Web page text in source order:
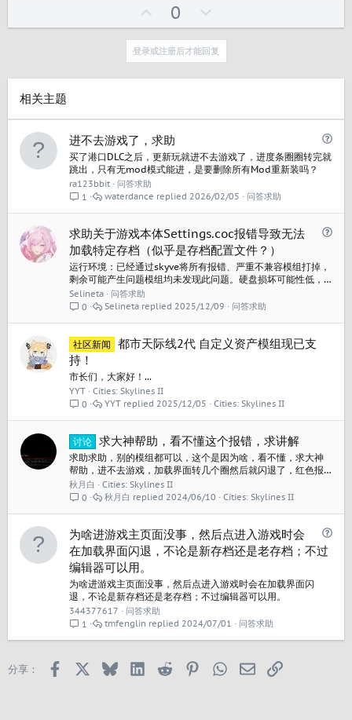
p
v
o
t
0
对
登录或注册后才能回复
相关主题
问
进不去游戏了，求助
买了港口DLC之后，更新玩就进不去游戏了，进度条圈圈转完就
跳出，只有无mod模式能进，是要删除所有Mod重新装吗？
ra123bbit
问答求助
1
问答求助
2026/02/05
waterdance
问
求助关于游戏本体Settings.coc报错导致无法
加载特定存档（似乎是存档配置文件？）
运行环境：已经通过skyve将所有报错、严重不兼容模组打掉，
剩余可能产生问题模组均未发现此问题。硬盘损坏可能性低，
运存、显存均能够满足运行条件。 报错前操作：存档中闪退 报
错过程：1.5.2f（资产编辑器）上线后mod全坏就没上过游戏，
Selineta
问答求助
0
问答求助
2025/12/09
Selineta
社区新闻
都市天际线2代 自定义资产模组现已支
持！
市长们，大家好！...
YYT
Cities: Skylines II
0
Cities: Skylines II
2025/12/05
YYT
讨论 求大神帮助，看不懂这个报错，求讲解
求助求助，别的模组都可以，这个是因为啥，看不懂，求大神
帮助，进不去游戏，加载界面转几个圈然后就闪退了，红色报
错日志如下图 扩展道路升级 Extended Road Upgrades 1.3.2
的模组（用的学习绿色版）
秋月白
Cities: Skylines II
0
Cities: Skylines II
2024/06/10
秋月白
问
为啥进游戏主页面没事，然后点进入游戏时会
在加载界面闪退，不论是新存档还是老存档；不过
编辑器可以用。
为啥进游戏主页面没事，然后点进入游戏时会在加载界面闪
退，不论是新存档还是老存档；不过编辑器可以用。
344377617
问答求助
1
问答求助
2024/07/01
tmfenglin
分享： Facebook BlueskyLinkedIn
Reddit PinterestWhatsApp
邮箱 链接